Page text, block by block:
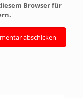
Browser für